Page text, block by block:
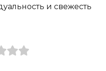
и свежесть